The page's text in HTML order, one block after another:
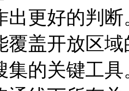
出更好的判
覆盖开放区
集的关键工